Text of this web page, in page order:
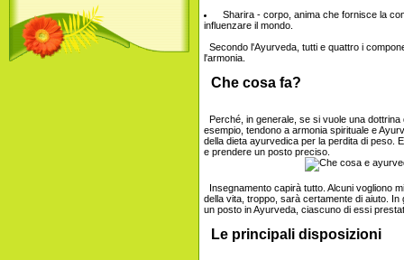
Sharira - corpo, anima che fornisce la
influenzare il mondo.
Secondo l'Ayurveda, tutti e quattro i
l'armonia.
Che cosa fa?
Perché, in generale, se si vuole una
esempio, tendono a armonia spirituale e
della dieta ayurvedica per la perdita di peso.
e prendere un posto preciso.
Insegnamento capirà tutto. Alcuni vogliono
della vita, troppo, sarà certamente di aiuto.
un posto in Ayurveda, ciascuno di essi
Le principali disposizioni